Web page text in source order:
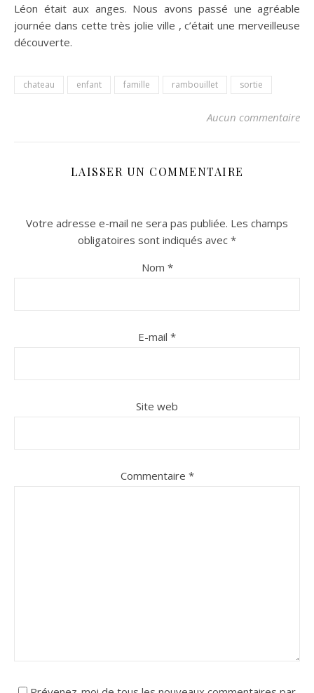
Léon était aux anges. Nous avons passé une agréable
journée dans cette très jolie ville , c’était une merveilleuse
découverte.
chateau enfant famille rambouillet sortie
Aucun commentaire
LAISSER UN COMMENTAIRE
Votre adresse e-mail ne sera pas publiée. Les champs
obligatoires sont indiqués avec *
Nom *
E-mail *
Site web
Commentaire *